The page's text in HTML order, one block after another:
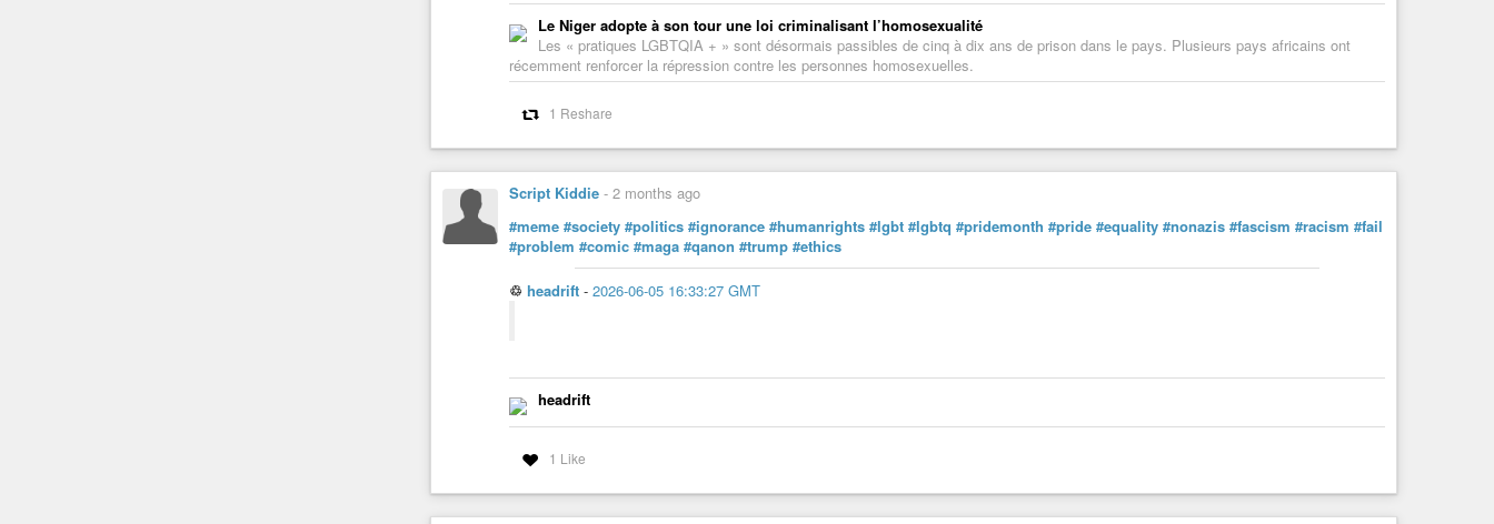
Le Niger adopte à son tour une loi criminalisant l’homosexualité
Les « pratiques LGBTQIA + » sont désormais passibles de cinq à dix ans de prison dans le pays. Plusieurs pays africains ont
récemment renforcer la répression contre les personnes homosexuelles.
1 Reshare
Script Kiddie - 2 months ago
#meme #society #politics #ignorance #humanrights #lgbt #lgbtq #pridemonth #pride #equality #nonazis #fascism #racism #fail
#problem #comic #maga #qanon #trump #ethics
♲ headrift - 2026-06-05 16:33:27 GMT
headrift
1 Like